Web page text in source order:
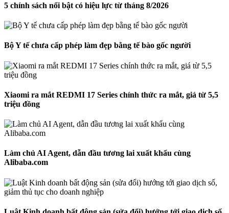
5 chính sách nổi bật có hiệu lực từ tháng 8/2026
Bộ Y tế chưa cấp phép làm đẹp bằng tế bào gốc người
Xiaomi ra mắt REDMI 17 Series chính thức ra mắt, giá từ 5,5
triệu đồng
Làm chủ AI Agent, dẫn đầu tương lai xuất khẩu cùng
Alibaba.com